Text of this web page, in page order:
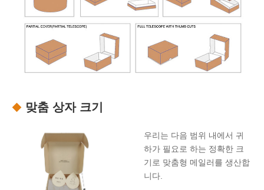
맞춤 상자 크기
우리는 다음 범위 내에서 귀
하가 필요로 하는 정확한 크
기로 맞춤형 메일러를 생산합
니다.